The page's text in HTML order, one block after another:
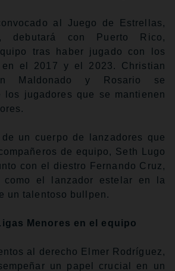
al Juego de Estrellas,
debutará con Puerto Rico,
tras haber jugado con los
en el 2017 y el 2023. Christian
Maldonado y Rosario se
los jugadores que se mantienen
un cuerpo de lanzadores que
de equipo, Seth Lugo
con el diestro Fernando Cruz,
el lanzador estelar en la
un talentoso bullpen.
Menores en el equipo
al derecho Elmer Rodríguez,
un papel crucial en un